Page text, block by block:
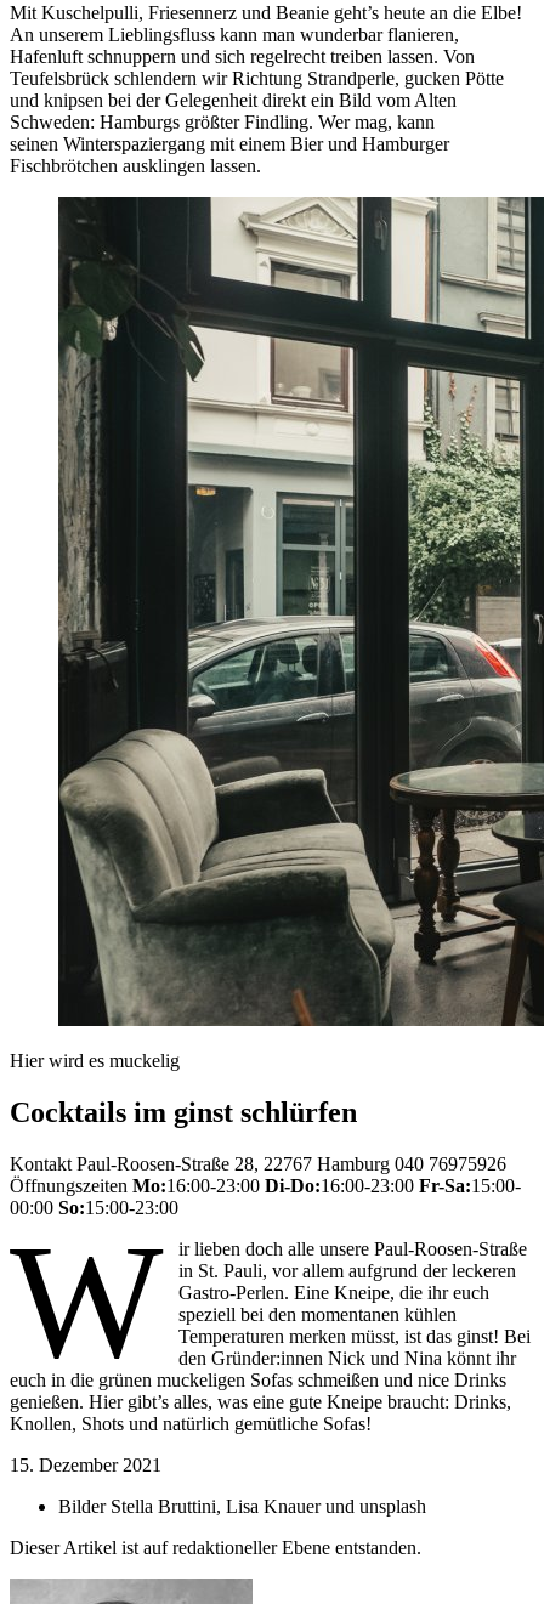
Mit Kuschelpulli, Friesennerz und Beanie geht’s heute an die Elbe!
An unserem Lieblingsfluss kann man wunderbar flanieren,
Hafenluft schnuppern und sich regelrecht treiben lassen. Von
Teufelsbrück schlendern wir Richtung Strandperle, gucken Pötte
und knipsen bei der Gelegenheit direkt ein Bild vom Alten
Schweden: Hamburgs größter Findling. Wer mag, kann
seinen Winterspaziergang mit einem Bier und Hamburger
Fischbrötchen ausklingen lassen.
Hier wird es muckelig
Cocktails im ginst schlürfen
Kontakt Paul-Roosen-Straße 28, 22767 Hamburg 040 76975926
Öffnungszeiten Mo:16:00-23:00 Di-Do:16:00-23:00 Fr-Sa:15:00-
00:00 So:15:00-23:00
W ir lieben doch alle unserePaul-Roosen-Straße
in St. Pauli, vor allem aufgrund der leckeren
Gastro-Perlen. EineKneipe, die ihr euch
speziell bei denmomentanenkühlen
Temperaturen merkenmüsst, ist das ginst!Bei
den Gründer:innen Nick und Nina könnt ihr
euch in die grünen muckeligen Sofas schmeißen und nice Drinks
genießen. Hier gibt’s alles, was eine gute Kneipe braucht: Drinks,
Knollen, Shots und natürlich gemütliche Sofas!
15. Dezember 2021
Bilder Stella Bruttini, Lisa Knauer und unsplash
Dieser Artikel ist auf redaktioneller Ebene entstanden.